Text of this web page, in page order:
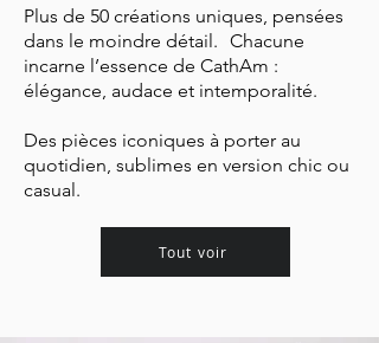
Plus de 50 créations uniques, pensées
dans le moindre détail. Chacune
incarne l’essence de CathAm :
élégance, audace et intemporalité.
Des pièces iconiques à porter au
quotidien, sublimes en version chic ou
casual.
Tout voir